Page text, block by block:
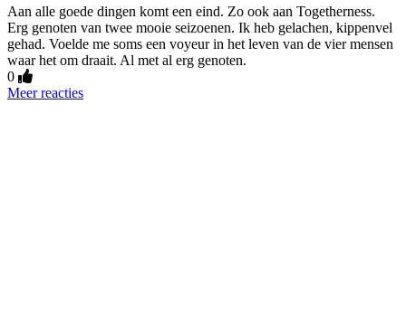
Aan alle goede dingen komt een eind. Zo ook aan Togetherness.
Erg genoten van twee mooie seizoenen. Ik heb gelachen, kippenvel
gehad. Voelde me soms een voyeur in het leven van de vier mensen
waar het om draait. Al met al erg genoten.
0
Meer reacties